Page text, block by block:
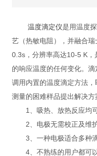
温度滴定仪是用温度
艺（热敏电阻），并融合
0.3s，分辨率高达10-5 K
的响应温度的任何变化。
调用内置的温度滴定方法
测量的困难样品提出解决方
1、吸热、放热反应均可
2、电极无需校正及维护
3、一种电极适合多种滴
4、不熟练的用户都可以